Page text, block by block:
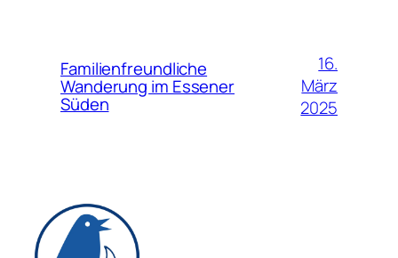
Familienfreundliche
Wanderung im Essener
Süden
16.
März
2025